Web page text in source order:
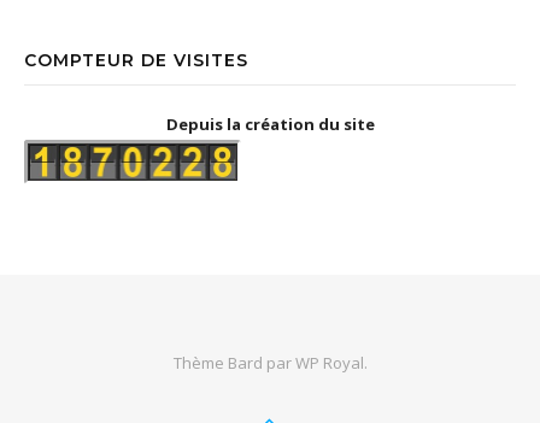
COMPTEUR DE VISITES
Depuis la création du site
Thème Bard parWP Royal.